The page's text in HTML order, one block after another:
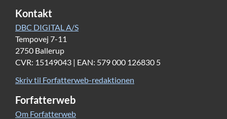
Kontakt
DBC DIGITAL A/S
Tempovej 7-11
2750 Ballerup
CVR: 15149043 | EAN: 579 000 126830 5
Skriv til Forfatterweb-redaktionen
Forfatterweb
Om Forfatterweb